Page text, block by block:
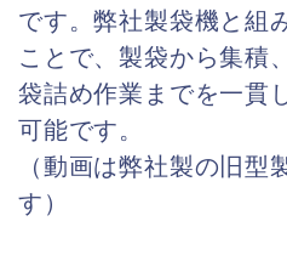
です。弊社製袋機と組
ことで、製袋から集積、
袋詰め作業までを一貫
可能です。
（動画は弊社製の旧型
す）